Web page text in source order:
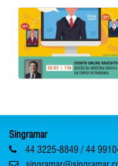
Singramar
44 3225-8849 / 44